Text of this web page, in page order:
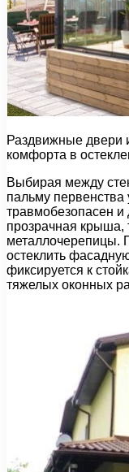
Раздвижные двери
комфорта в
Выбирая между
пальму первенства
травмобезопасен и
прозрачная крыша,
металлочерепицы.
остеклить
фиксируется к
тяжелых оконных